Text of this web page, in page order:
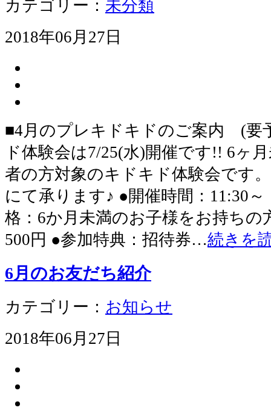
カテゴリー： 未分類
2018年06月27日
■4月のプレキドキドのご案内 (要
ド体験会は7/25(水)開催です!! 6ヶ
者の方対象のキドキド体験会です
にて承ります♪ ●開催時間：11:30
格：6か月未満のお子様をお持ちの
500円 ●参加特典：招待券…続きを
6月のお友だち紹介
カテゴリー： お知らせ
2018年06月27日